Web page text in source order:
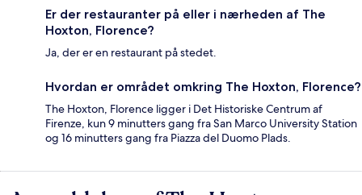
Er der restauranter på eller i nærheden af The
Hoxton, Florence?
Ja, der er en restaurant på stedet.
Hvordan er området omkring The Hoxton, Florence?
The Hoxton, Florence ligger i Det Historiske Centrum af
Firenze, kun 9 minutters gang fra San Marco University Station
og 16 minutters gang fra Piazza del Duomo Plads.